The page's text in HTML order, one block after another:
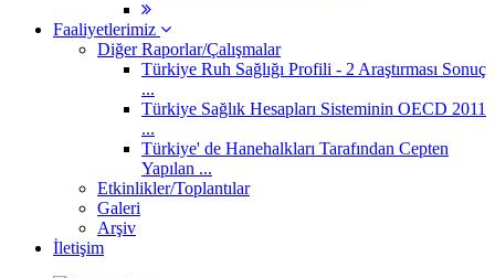
Faaliyetlerimiz
Diğer Raporlar/Çalışmalar
Türkiye Ruh Sağlığı Profili - 2 Araştırması Sonuç
...
Türkiye Sağlık Hesapları Sisteminin OECD 2011
...
Türkiye' de Hanehalkları Tarafından Cepten
Yapılan ...
Etkinlikler/Toplantılar
Galeri
Arşiv
İletişim